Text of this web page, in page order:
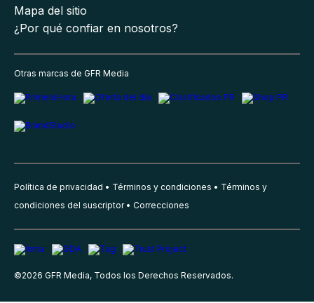
Mapa del sitio
¿Por qué confiar en nosotros?
Otras marcas de GFR Media
Política de privacidad Términos y condiciones
Términos y
condiciones del suscriptor
Correcciones
©2026 GFR Media, Todos los Derechos Reservados.